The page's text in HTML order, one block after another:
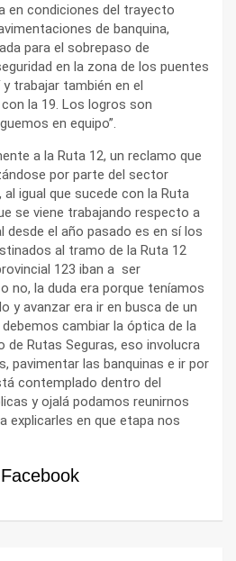
en condiciones del trayecto
de banquina,
para el sobrepaso de
en la zona de los puentes
trabajar también en el
la 19. Los logros son
en equipo”.
a la Ruta 12, un reclamo que
por parte del sector
al igual que sucede con la Ruta
se viene trabajando respecto a
desde el año pasado es en sí los
al tramo de la Ruta 12
123 iban a ser
no, la duda era porque teníamos
y avanzar era ir en busca de un
cambiar la óptica de la
de Rutas Seguras, eso involucra
pavimentar las banquinas e ir por
contemplado dentro del
y ojalá podamos reunirnos
explicarles en que etapa nos